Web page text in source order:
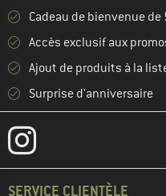
Cadeau de bienvenue de
Accès exclusif aux
Ajout de produits à la
Surprise d'anniversaire
SERVICE CLIENTÈLE